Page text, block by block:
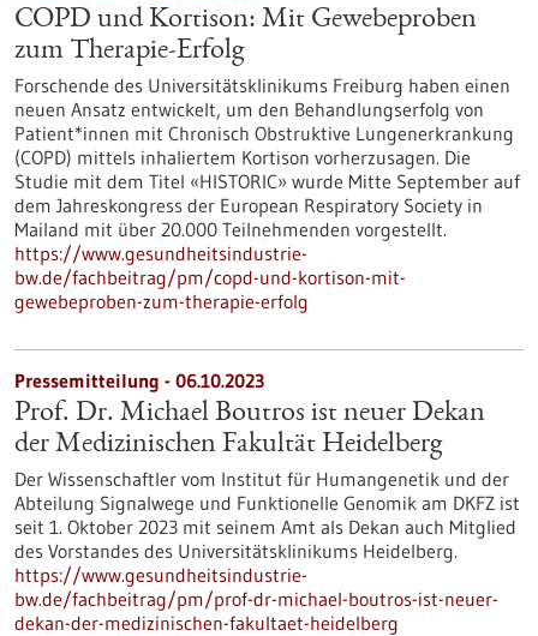
COPD und Kortison: Mit Gewebeproben
zum Therapie-Erfolg
Forschende des Universitätsklinikums Freiburg haben einen
neuen Ansatz entwickelt, um den Behandlungserfolg von
Patient*innen mit Chronisch Obstruktive Lungenerkrankung
(COPD) mittels inhaliertem Kortison vorherzusagen. Die
Studie mit dem Titel «HISTORIC» wurde Mitte September auf
dem Jahreskongress der European Respiratory Society in
Mailand mit über 20.000 Teilnehmenden vorgestellt.
https://www.gesundheitsindustrie-
bw.de/fachbeitrag/pm/copd-und-kortison-mit-
gewebeproben-zum-therapie-erfolg
Pressemitteilung - 06.10.2023
Prof. Dr. Michael Boutros ist neuer Dekan
der Medizinischen Fakultät Heidelberg
Der Wissenschaftler vom Institut für Humangenetik und der
Abteilung Signalwege und Funktionelle Genomik am DKFZ ist
seit 1. Oktober 2023 mit seinem Amt als Dekan auch Mitglied
des Vorstandes des Universitätsklinikums Heidelberg.
https://www.gesundheitsindustrie-
bw.de/fachbeitrag/pm/prof-dr-michael-boutros-ist-neuer-
dekan-der-medizinischen-fakultaet-heidelberg